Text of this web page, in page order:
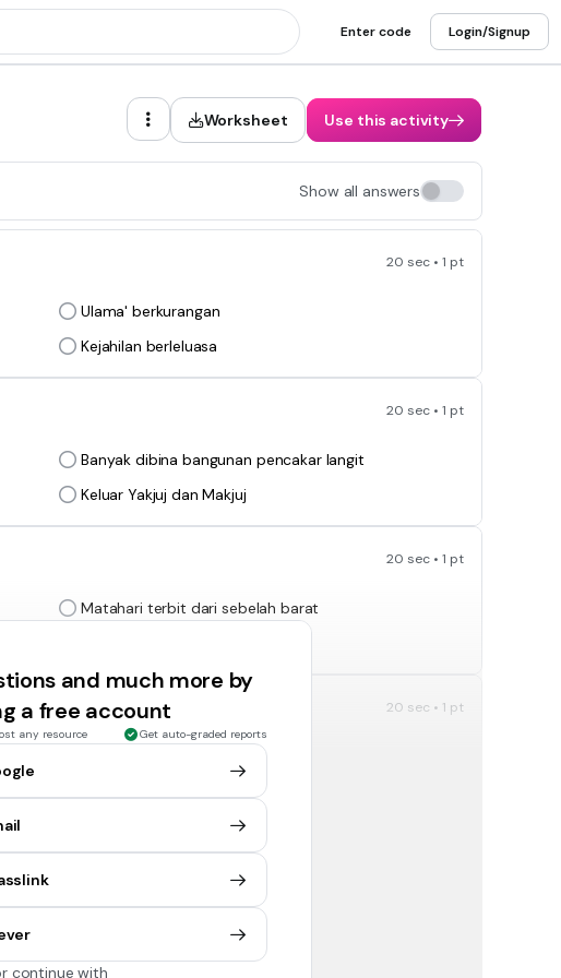
Enter code Login/Signup
Worksheet Use this activity
Show all answers
20 sec • 1 pt
Ulama' berkurangan
Kejahilan berleluasa
20 sec • 1 pt
Banyak dibina bangunan pencakar langit
Keluar Yakjuj dan Makjuj
20 sec • 1 pt
Matahari terbit dari sebelah barat
20 sec • 1 pt
Berlaku gempa bumi di tanah arab
Ulama' berkurangan
and much more by
a free account
any resource Get auto-graded reports
continue with